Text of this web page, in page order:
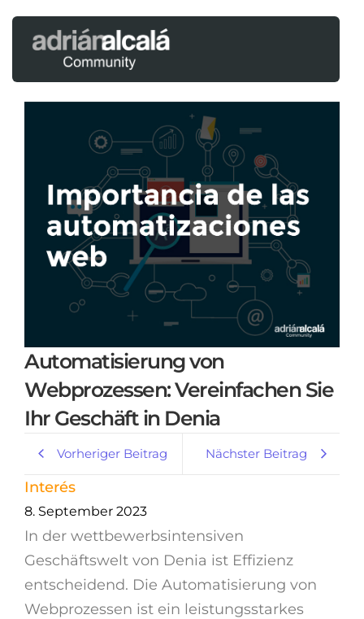
Automatisierung von
Webprozessen: Vereinfachen Sie
Ihr Geschäft in Denia
Vorheriger Beitrag Nächster Beitrag
Interés
8. September 2023
In der wettbewerbsintensiven
Geschäftswelt von Denia ist Effizienz
entscheidend. Die Automatisierung von
Webprozessen ist ein leistungsstarkes